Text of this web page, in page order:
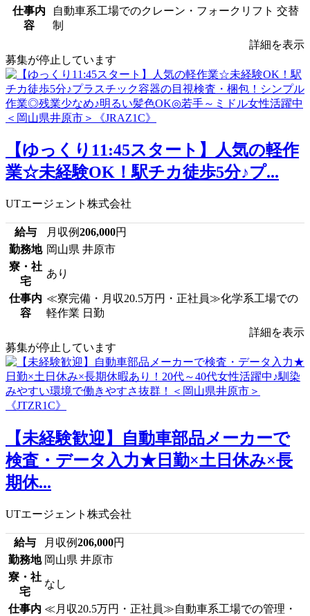
仕事内
容
自動車系工場でのクレーン・フォークリフト 交替
制
詳細を表示
募集が停止しています
【ゆっくり11:45スタート】人気の軽作
業☆未経験OK！駅チカ徒歩5分♪プ...
UTエージェント株式会社
給与 月収例206,000円
勤務地 岡山県 井原市
寮・社
宅
あり
仕事内
容
≪寮完備・月収20.5万円・正社員≫化学系工場での
軽作業 日勤
詳細を表示
募集が停止しています
【未経験歓迎】自動車部品メーカーで
検査・データ入力★日勤×土日休み×長
期休...
UTエージェント株式会社
給与 月収例206,000円
勤務地 岡山県 井原市
寮・社
宅
なし
仕事内 ≪月収20.5万円・正社員≫自動車系工場での管理・